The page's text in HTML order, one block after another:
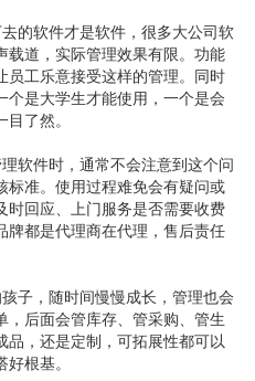
的软件才是软件，很多大公司软
载道，实际管理效果有限。功能
员工乐意接受这样的管理。同时
是大学生才能使用，一个是会
了然。
软件时，通常不会注意到这个问
标准。使用过程难免会有疑问或
时回应、上门服务是否需要收费
牌都是代理商在代理，售后责任
子，随时间慢慢成长，管理也会
后面会管库存、管采购、管生
品，还是定制，可拓展性都可以
根基。